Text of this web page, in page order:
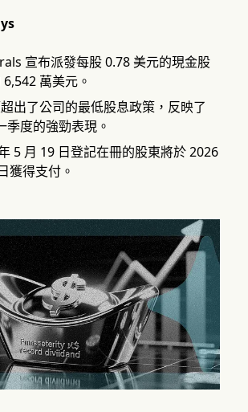
宣布派發每股 0.78 美元的現金股
萬美元。
出了公司的最低股息政策，反映了
季度的強勁表現。
5 月 19 日登記在冊的股東將於 2026
獲得支付。